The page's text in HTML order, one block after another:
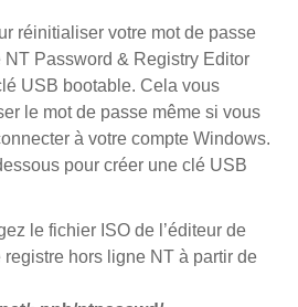
réinitialiser votre mot de passe
Password & Registry Editor
USB bootable. Cela vous
le mot de passe même si vous
à votre compte Windows.
pour créer une clé USB
le fichier ISO de l’éditeur de
registre hors ligne NT à partir de